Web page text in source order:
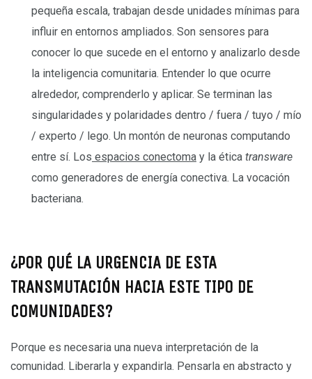
pequeña escala, trabajan desde unidades mínimas para
influir en entornos ampliados. Son sensores para
conocer lo que sucede en el entorno y analizarlo desde
la inteligencia comunitaria. Entender lo que ocurre
alrededor, comprenderlo y aplicar. Se terminan las
singularidades y polaridades dentro / fuera / tuyo / mío
/ experto / lego. Un montón de neuronas computando
entre sí. Los espacios conectoma y la ética transware
como generadores de energía conectiva. La vocación
bacteriana.
¿POR QUÉ LA URGENCIA DE ESTA
TRANSMUTACIÓN HACIA ESTE TIPO DE
COMUNIDADES?
Porque es necesaria una nueva interpretación de la
comunidad. Liberarla y expandirla. Pensarla en abstracto y